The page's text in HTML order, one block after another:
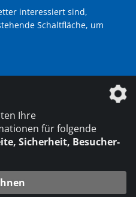
interessiert sind,
Schaltfläche, um
ein Unternehmen der
Ihre
für folgende
Sicherheit, Besucher-